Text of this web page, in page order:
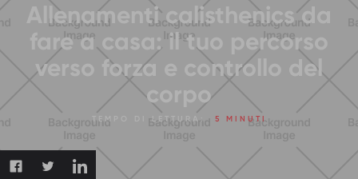
Allenamenti calisthenics da
fare a casa: il tuo percorso
verso forza e controllo del
corpo
TEMPO DI LETTURA: 5 MINUTI